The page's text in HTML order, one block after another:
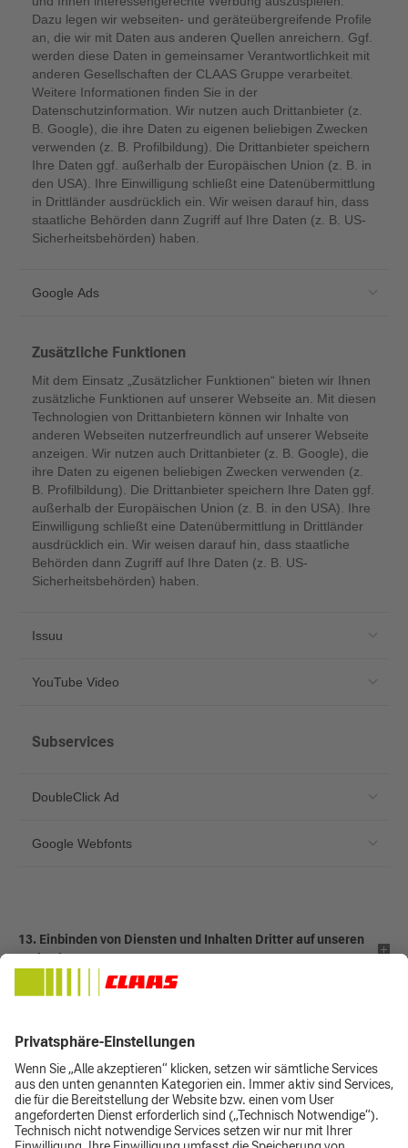
Dazu legen wir webseiten- und geräteübergreifende Profile
an, die wir mit Daten aus anderen Quellen anreichern. Ggf.
werden diese Daten in gemeinsamer Verantwortlichkeit mit
anderen Gesellschaften der CLAAS Gruppe verarbeitet.
Weitere Informationen finden Sie in der
Datenschutzinformation. Wir nutzen auch Drittanbieter (z.
B. Google), die ihre Daten zu eigenen beliebigen Zwecken
verwenden (z. B. Profilbildung). Die Drittanbieter speichern
Ihre Daten ggf. außerhalb der Europäischen Union (z. B. in
den USA). Ihre Einwilligung schließt eine Datenübermittlung
in Drittländer ausdrücklich ein. Wir weisen darauf hin, dass
staatliche Behörden dann Zugriff auf Ihre Daten (z. B. US-
Sicherheitsbehörden) haben.
Google Ads
Zusätzliche Funktionen
Mit dem Einsatz „Zusätzlicher Funktionen“ bieten wir Ihnen
zusätzliche Funktionen auf unserer Webseite an. Mit diesen
Technologien von Drittanbietern können wir Inhalte von
anderen Webseiten nutzerfreundlich auf unserer Webseite
anzeigen. Wir nutzen auch Drittanbieter (z. B. Google), die
ihre Daten zu eigenen beliebigen Zwecken verwenden (z.
B. Profilbildung). Die Drittanbieter speichern Ihre Daten ggf.
außerhalb der Europäischen Union (z. B. in den USA). Ihre
Einwilligung schließt eine Datenübermittlung in Drittländer
ausdrücklich ein. Wir weisen darauf hin, dass staatliche
Behörden dann Zugriff auf Ihre Daten (z. B. US-
Sicherheitsbehörden) haben.
Issuu
YouTube Video
Subservices
DoubleClick Ad
Google Webfonts
13. Einbinden von Diensten und Inhalten Dritter auf unseren
Webseiten
14. Verlinkungen zu Webseiten Dritter
16. Welche Datenschutzrechte habe ich?
17. Bin ich zur Bereitstellung von Daten verpflichtet?